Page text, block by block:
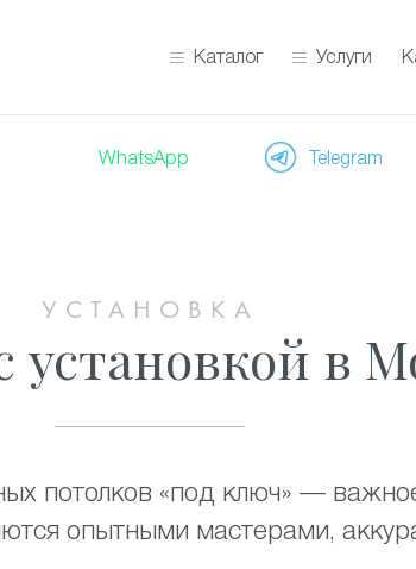
Каталог Услуги
WhatsApp Telegram
УСТАНОВКА
в
потолков «под ключ» —
опытными мастерами,